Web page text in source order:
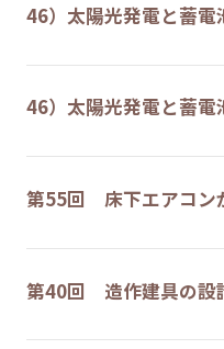
46）太陽光発電と蓄
46）太陽光発電と蓄
第55回 床下エアコン
第40回 造作建具の